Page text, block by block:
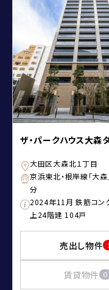
ザ・パークハウス大森
大田区大森北１丁目
京浜東北・根岸線「大
分
2024年11月 鉄筋コン
上24階建 104戸
売出し物件
賃貸物件 0